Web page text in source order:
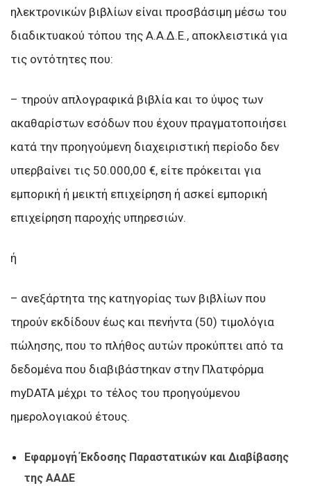
ηλεκτρονικών βιβλίων είναι προσβάσιμη μέσω του
διαδικτυακού τόπου της Α.Α.Δ.Ε., αποκλειστικά για
τις οντότητες που:
– τηρούν απλογραφικά βιβλία και το ύψος των
ακαθαρίστων εσόδων που έχουν πραγματοποιήσει
κατά την προηγούμενη διαχειριστική περίοδο δεν
υπερβαίνει τις 50.000,00 €, είτε πρόκειται για
εμπορική ή μεικτή επιχείρηση ή ασκεί εμπορική
επιχείρηση παροχής υπηρεσιών.
ή
– ανεξάρτητα της κατηγορίας των βιβλίων που
τηρούν εκδίδουν έως και πενήντα (50) τιμολόγια
πώλησης, που το πλήθος αυτών προκύπτει από τα
δεδομένα που διαβιβάστηκαν στην Πλατφόρμα
myDATA μέχρι το τέλος του προηγούμενου
ημερολογιακού έτους.
Εφαρμογή Έκδοσης Παραστατικών και Διαβίβασης
της ΑΑΔΕ